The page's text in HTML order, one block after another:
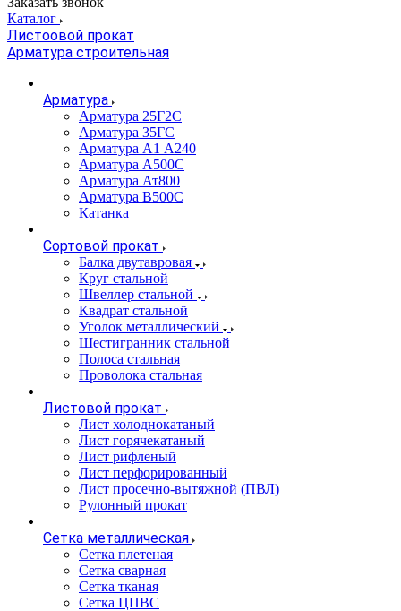
Каталог
Листоовой прокат
Арматура строительная
Арматура
Арматура 25Г2С
Арматура 35ГС
Арматура А1 А240
Арматура А500С
Арматура Ат800
Арматура В500С
Катанка
Сортовой прокат
Балка двутавровая
Круг стальной
Швеллер стальной
Квадрат стальной
Уголок металлический
Шестигранник стальной
Полоса стальная
Проволока стальная
Листовой прокат
Лист холоднокатаный
Лист горячекатаный
Лист рифленый
Лист перфорированный
Лист просечно-вытяжной (ПВЛ)
Рулонный прокат
Сетка металлическая
Сетка плетеная
Сетка сварная
Сетка тканая
Сетка ЦПВС